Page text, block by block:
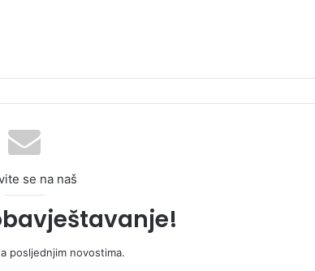
se na naš
posljednjim novostima.